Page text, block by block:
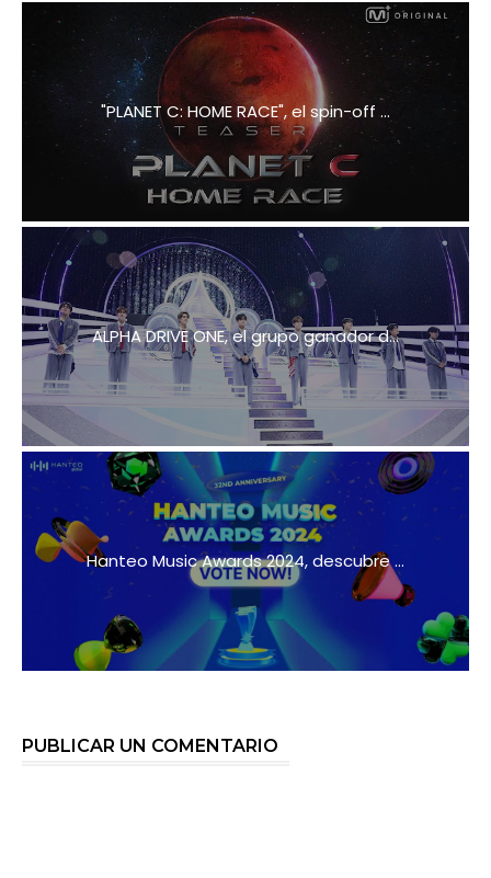
"PLANET C: HOME RACE", el spin-off ...
ALPHA DRIVE ONE, el grupo ganador d...
Hanteo Music Awards 2024, descubre ...
PUBLICAR UN COMENTARIO